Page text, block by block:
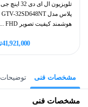
تلویزیون ال ای دی 32 اینچ جی
پلاس مدل GTV-32SD648NT
هوشمند کیفیت تصویر FHD ...
41,921,000
مشخصات فنی توضیحات
مشخصات فنی